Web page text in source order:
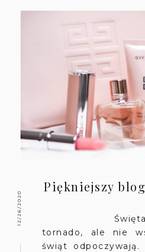
12/26/2020
Piękniejszy
Święta
tornado, ale nie
świąt odpoczywają.